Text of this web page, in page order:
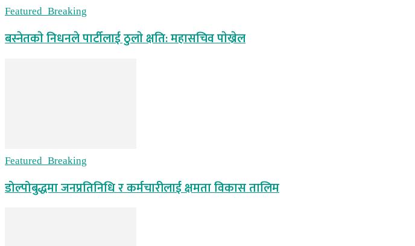
Featured_Breaking
बस्नेतकाे निधनले पार्टीलाई ठुलाे क्षति: महासचिव पाेख्रेल
Featured_Breaking
डोल्पोबुद्धमा जनप्रतिनिधि र कर्मचारीलाई क्षमता विकास तालिम